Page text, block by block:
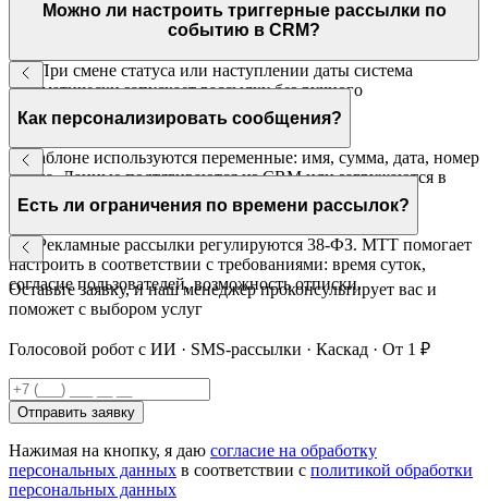
Можно ли настроить триггерные рассылки по
событию в CRM?
Да. При смене статуса или наступлении даты система
автоматически запускает рассылку без ручного
вмешательства.
Как персонализировать сообщения?
В шаблоне используются переменные: имя, сумма, дата, номер
заказа. Данные подтягиваются из CRM или загружаются в
CSV.
Есть ли ограничения по времени рассылок?
Да. Рекламные рассылки регулируются 38-ФЗ. МТТ помогает
настроить в соответствии с требованиями: время суток,
согласие пользователей, возможность отписки.
Оставьте заявку, и наш менеджер проконсультирует вас и
поможет с выбором услуг
Голосовой робот с ИИ · SMS-рассылки · Каскад · От 1 ₽
Отправить заявку
Нажимая на кнопку, я даю согласие на обработку
персональных данных в соответствии с политикой обработки
персональных данных